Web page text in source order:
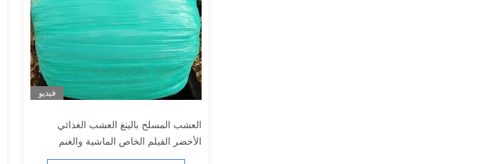
فيديو
العشب المسلح بالينغ العشب الغذائي
الأخضر الفيلم الخاص الماشية والغنم
العشب المسلح الغذائي التخمير فيلم تغليف